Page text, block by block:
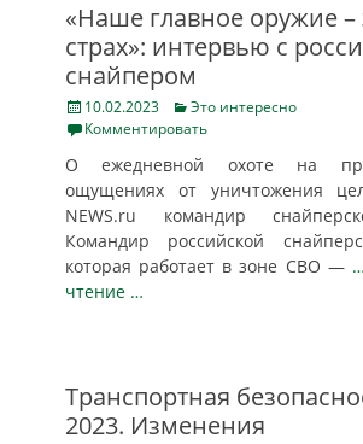
«Наше главное оружие –
страх»: интервью с
снайпером
Posted
on
10.02.2023 Categories
Это интересно
Комментировать
О ежедневной охоте на
ощущениях от уничтожения
NEWS.ru командир
Командир российской
которая работает в зоне СВО —
чтение …
Транспортная
2023. Изменения